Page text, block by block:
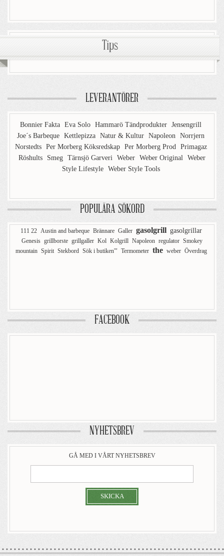
Tips
LEVERANTÖRER
Bonnier Fakta Eva Solo Hammarö Tändprodukter Jensengrill
Joe´s Barbeque Kettlepizza Natur & Kultur Napoleon Norrjern
Norstedts Per Morberg Köksredskap Per Morberg Prod Primagaz
Röshults
Smeg Tärnsjö Garveri Weber Weber Original Weber
Style Lifestyle Weber Style Tools
POPULÄRA SÖKORD
111 22 Austin and barbeque Brännare Galler gasolgrill gasolgrillar
Genesis grillborste grillgaller Kol Kolgrill Napoleon regulator Smokey
mountain Spirit Stekbord Sök i butiken'" Termometer the weber Överdrag
FACEBOOK
NYHETSBREV
GÅ MED I VÅRT NYHETSBREV
SKICKA